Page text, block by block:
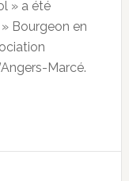
» a été
Bourgeon en
Marcé.